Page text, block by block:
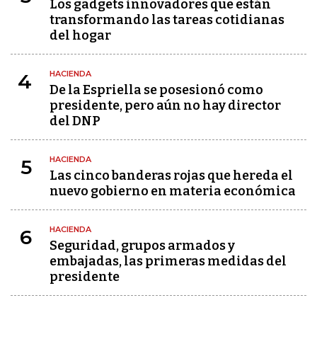
Los gadgets innovadores que están
transformando las tareas cotidianas
del hogar
4 HACIENDA
De la Espriella se posesionó como
presidente, pero aún no hay director
del DNP
5 HACIENDA
Las cinco banderas rojas que hereda el
nuevo gobierno en materia económica
6 HACIENDA
Seguridad, grupos armados y
embajadas, las primeras medidas del
presidente